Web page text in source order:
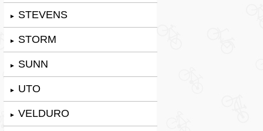
► STEVENS
► STORM
► SUNN
► UTO
► VELDURO